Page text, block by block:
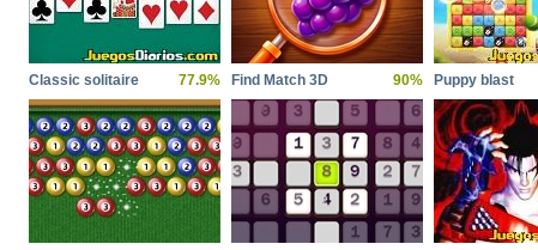
Classic solitaire 77.9% Find Match 3D 90% Puppy blast